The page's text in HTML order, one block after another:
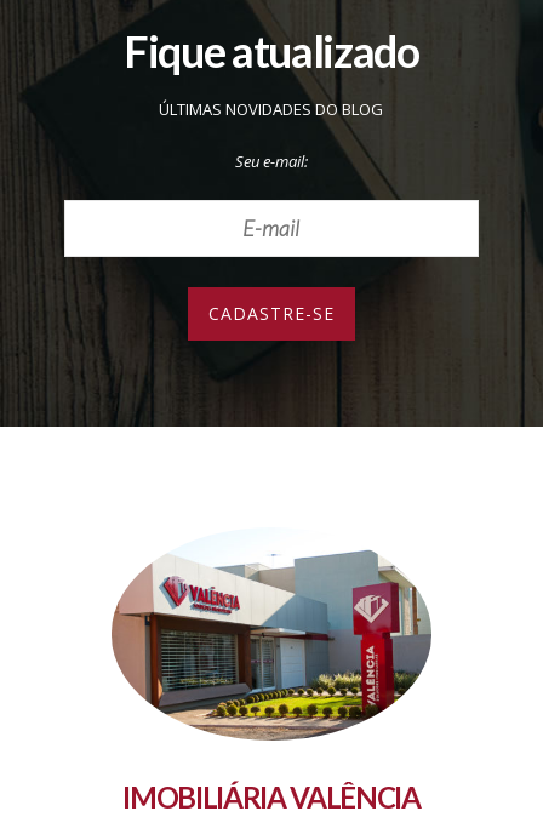
Fique atualizado
ÚLTIMAS NOVIDADES DO BLOG
Seu e-mail:
IMOBILIÁRIA VALÊNCIA